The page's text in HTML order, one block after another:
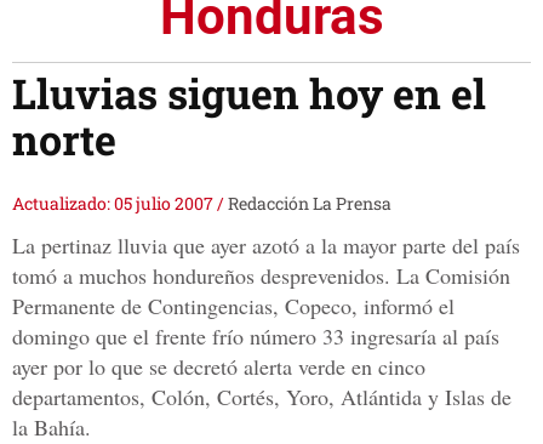
Honduras
Lluvias siguen hoy en el
norte
Actualizado: 05 julio 2007/Redacción La Prensa
La pertinaz lluvia que ayer azotó a la mayor parte del país
tomó a muchos hondureños desprevenidos. La Comisión
Permanente de Contingencias, Copeco, informó el
domingo que el frente frío número 33 ingresaría al país
ayer por lo que se decretó alerta verde en cinco
departamentos, Colón, Cortés, Yoro, Atlántida y Islas de
la Bahía.